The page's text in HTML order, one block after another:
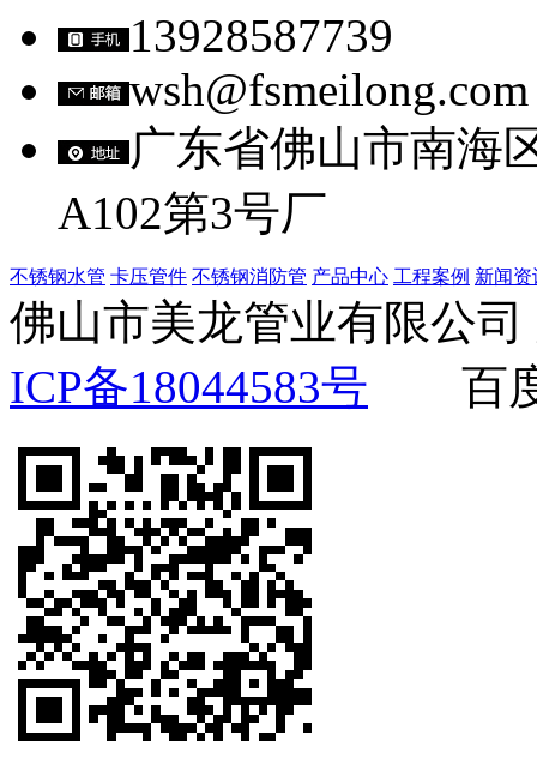
13928587739
wsh@fsmeilong.com
广东省佛山市南海
A102第3号厂
不锈钢水管 卡压管件 不锈钢消防管 产品中心 工程案例 新闻资
佛山市美龙管业有限
ICP备18044583号 百